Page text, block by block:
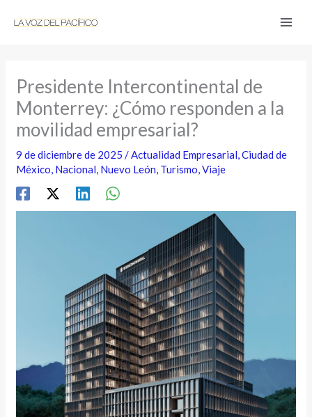
Presidente Intercontinental de
Monterrey: ¿Cómo responden a la
movilidad empresarial?
9 de diciembre de 2025/Actualidad Empresarial,Ciudad de
México, Nacional, Nuevo León, Turismo,Viaje